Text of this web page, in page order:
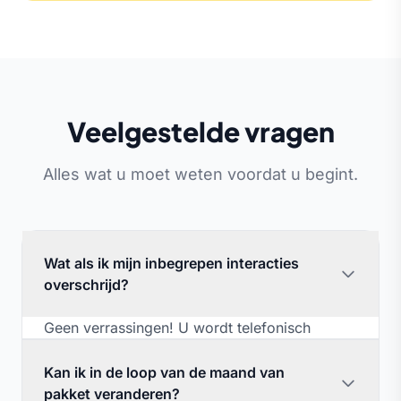
Veelgestelde vragen
Alles wat u moet weten voordat u begint.
Wat als ik mijn inbegrepen interacties
overschrijd?
Geen verrassingen! U wordt telefonisch
uw limiet nadert. Op dat moment heeft u de
keuze: doorgaan (de extra interacties worden
Kan ik in de loop van de maand van
pakket veranderen?